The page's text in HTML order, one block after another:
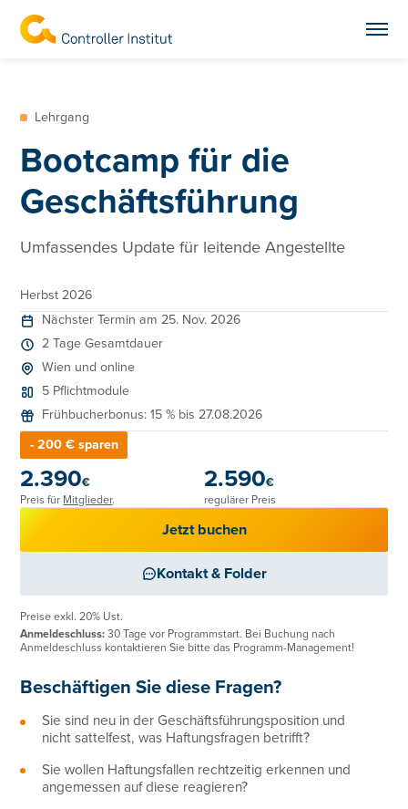
Lehrgang
Bootcamp für die
Geschäftsführung
Umfassendes Update für leitende Angestellte
Beschäftigen Sie diese Fragen?
Sie sind neu in der Geschäftsführungsposition und
nicht sattelfest, was Haftungsfragen betrifft?
Sie wollen Haftungsfallen rechtzeitig erkennen und
angemessen auf diese reagieren?
Herbst 2026
Nächster Termin am 25. Nov. 2026
2 Tage Gesamtdauer
Wien und online
5 Pflichtmodule
Frühbucherbonus: 15 % bis 27.08.2026
- 200 € sparen
2.390€
Preis für Mitglieder.
2.590€
regulärer Preis
Jetzt buchen
Kontakt & Folder
Preise exkl. 20% Ust.
Anmeldeschluss: 30 Tage vor Programmstart. Bei Buchung nach
Anmeldeschluss kontaktieren Sie bitte das Programm-Management!